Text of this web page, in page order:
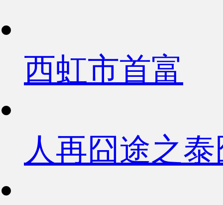
西虹市首富
人再囧途之